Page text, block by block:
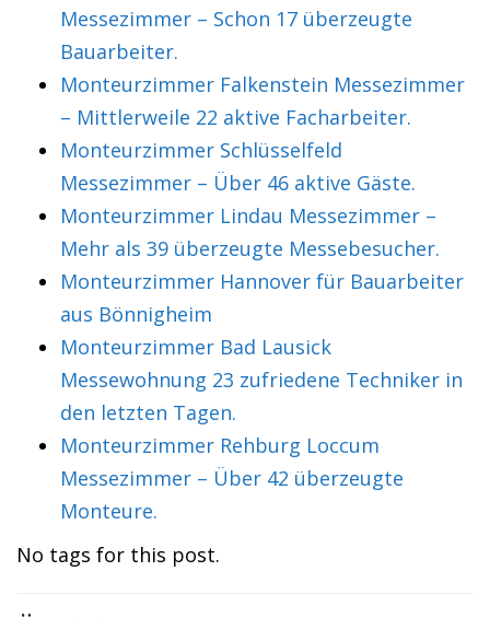
Messezimmer – Schon 17 überzeugte
Bauarbeiter.
Monteurzimmer Falkenstein Messezimmer
– Mittlerweile 22 aktive Facharbeiter.
Monteurzimmer Schlüsselfeld
Messezimmer – Über 46 aktive Gäste.
Monteurzimmer Lindau Messezimmer –
Mehr als 39 überzeugte Messebesucher.
Monteurzimmer Hannover für Bauarbeiter
aus Bönnigheim
Monteurzimmer Bad Lausick
Messewohnung 23 zufriedene Techniker in
den letzten Tagen.
Monteurzimmer Rehburg Loccum
Messezimmer – Über 42 überzeugte
Monteure.
No tags for this post.